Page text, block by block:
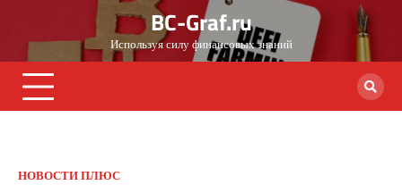
content
BC-Graf.ru
Используя силу финансовых знаний
НОВОСТИ ПЛЮС